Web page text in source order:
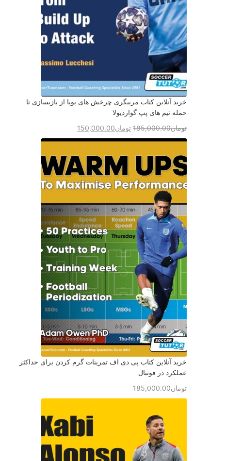
خرید آنلاین کتاب مربیگری چرخش های پویا از بازیسازی تا
حمله تیم های پپ گواردیولا
تومان185,000.00 تومان150,000.00
خرید آنلاین کتاب پی دی اف تمرینات گرم کردن برای حداکثر
عملکرد در فوتبال
تومان185,000.00